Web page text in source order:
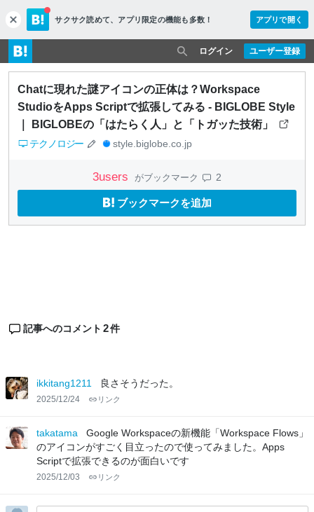
c
l
o
s
e
サクサク読めて、 アプリ限定の機能も多数！ アプリで開く
ユーザー登録
ログイン
Chatに現れた謎アイコンの正体は？Workspace
StudioをApps Scriptで拡張してみる - BIGLOBE Style
｜ BIGLOBEの「はたらく人」と「トガッた技術」
テクノロジー style.biglobe.co.jp
3users がブックマーク 2
ブックマークを追加
記事へのコメント 2件
ikkitang1211 良さそうだった。
2025/12/24 リンク
takatama
Google Workspaceの新機能「Workspace Flows」
のアイコンがすごく目立ったので使ってみました。Apps
Scriptで拡張できるのが面白いです
2025/12/03 リンク